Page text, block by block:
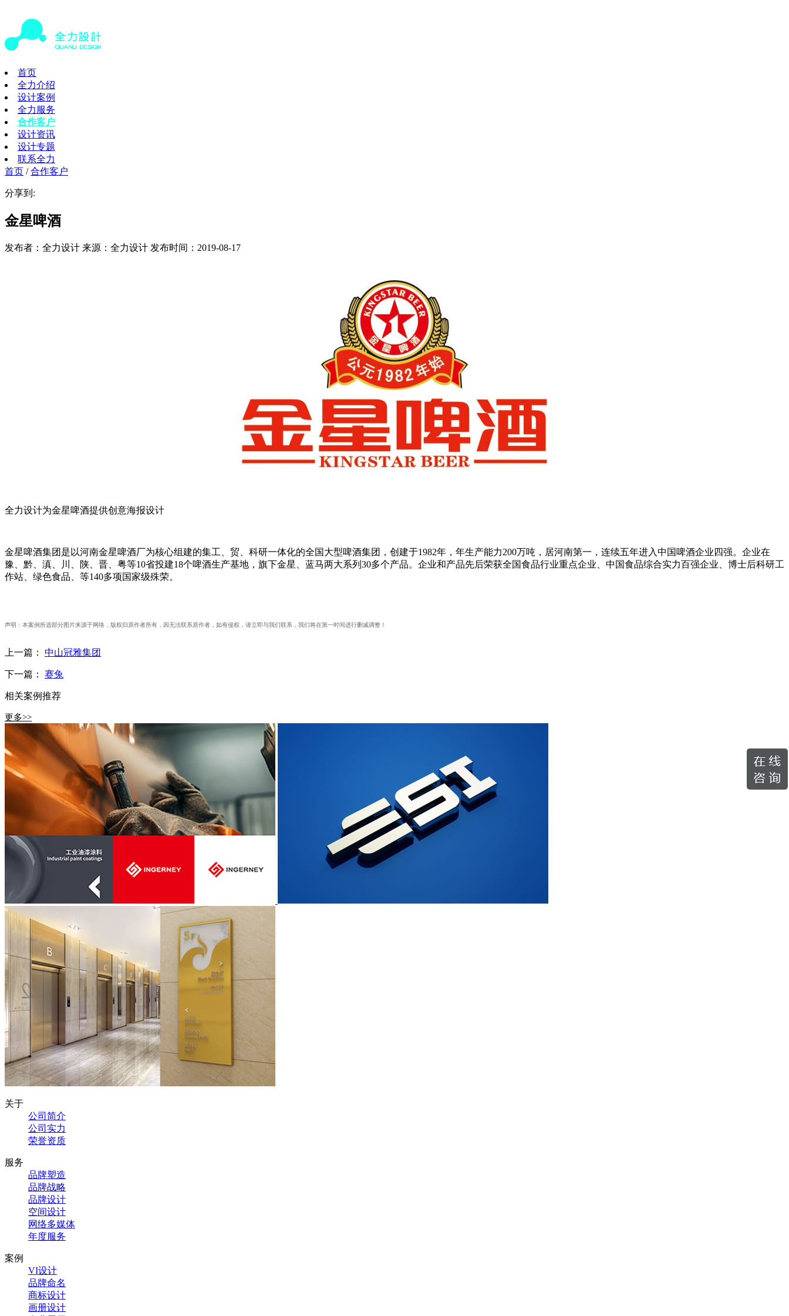
首页
全力介绍
设计案例
全力服务
合作客户
设计资讯
设计专题
联系全力
首页 /合作客户
分享到:
金星啤酒
发布者：全力设计 来源：全力设计 发布时间：2019-08-17
全力设计为金星啤酒提供创意海报设计
金星啤酒集团是以河南金星啤酒厂为核心组建的集工、贸、科研一体化的全国大型啤酒集团，创建于1982年，年生产能力200万吨，居河南第一，连续五年进入中国啤酒企业四强。企业在
豫、黔、滇、川、陕、晋、粤等10省投建18个啤酒生产基地，旗下金星、蓝马两大系列30多个产品。企业和产品先后荣获全国食品行业重点企业、中国食品综合实力百强企业、博士后科研工
作站、绿色食品、等140多项国家级殊荣。
声明：本案例所选部分图片来源于网络，版权归原作者所有，因无法联系原作者，如有侵权，请立即与我们联系，我们将在第一时间进行删减调整！
上一篇： 中山冠雅集团
下一篇： 赛兔
相关案例推荐
更多>>
关于
公司简介
公司实力
荣誉资质
服务
品牌塑造
品牌战略
品牌设计
空间设计
网络多媒体
年度服务
案例
VI设计
品牌命名
商标设计
画册设计